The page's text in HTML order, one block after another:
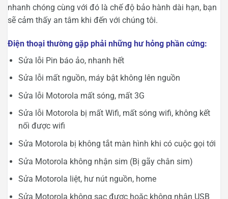
nhanh chóng cùng với đó là chế độ bảo hành dài hạn, bạn
sẽ cảm thấy an tâm khi đến với chúng tôi.
Điện thoại thường gặp phải những hư hỏng phần cứng:
Sửa lỗi Pin báo ảo, nhanh hết
Sửa lỗi mất nguồn, máy bật không lên nguồn
Sửa lỗi Motorola mất sóng, mất 3G
Sửa lỗi Motorola bị mất Wifi, mất sóng wifi, không kết
nối được wifi
Sửa Motorola bị không tắt màn hình khi có cuộc gọi tới
Sửa Motorola không nhận sim (Bị gãy chân sim)
Sửa Motorola liệt, hư nút nguồn, home
Sửa Motorola không sạc được hoặc không nhận USB